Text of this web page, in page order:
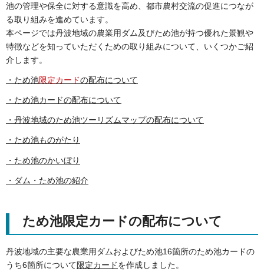
池の管理や保全に対する意識を高め、都市農村交流の促進につなが
る取り組みを進めています。
本ページでは丹波地域の農業用ダム及びため池が持つ優れた景観や
特徴などを知っていただくための取り組みについて、いくつかご紹
介します。
・ため池限定カードの配布について
・ため池カードの配布について
・丹波地域のため池ツーリズムマップの配布について
・ため池ものがたり
・ため池のかいぼり
・ダム・ため池の紹介
ため池限定カードの配布について
丹波地域の主要な農業用ダムおよびため池16箇所のため池カードの
うち6箇所について限定カードを作成しました。